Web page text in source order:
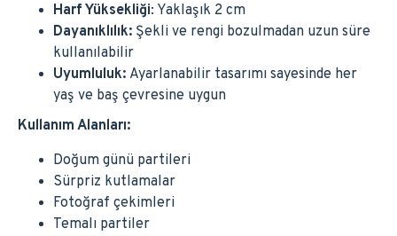
Harf Yüksekliği: Yaklaşık 2 cm
Dayanıklılık: Şekli ve rengi bozulmadan uzun süre
kullanılabilir
Uyumluluk: Ayarlanabilir tasarımı sayesinde her
yaş ve baş çevresine uygun
Kullanım Alanları:
Doğum günü partileri
Sürpriz kutlamalar
Fotoğraf çekimleri
Temalı partiler